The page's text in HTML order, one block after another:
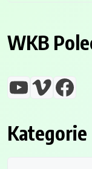
WKB
YouTube
Vimeo
Kategorie